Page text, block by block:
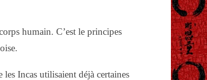
humain. C’est le principes
Incas utilisaient déjà certaines